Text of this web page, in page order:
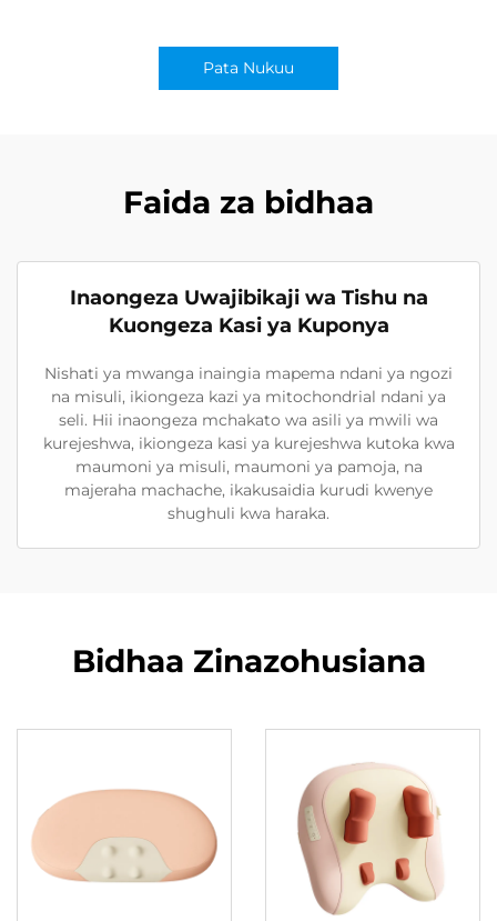
Pata Nukuu
Faida za bidhaa
Inaongeza Uwajibikaji wa Tishu na
Kuongeza Kasi ya Kuponya
Nishati ya mwanga inaingia mapema ndani ya ngozi
na misuli, ikiongeza kazi ya mitochondrial ndani ya
seli. Hii inaongeza mchakato wa asili ya mwili wa
kurejeshwa, ikiongeza kasi ya kurejeshwa kutoka kwa
maumoni ya misuli, maumoni ya pamoja, na
majeraha machache, ikakusaidia kurudi kwenye
shughuli kwa haraka.
Bidhaa Zinazohusiana